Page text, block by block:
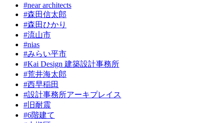
#near architects
#森田信太郎
#森田ひかり
#流山市
#nias
#みらい平市
#Kai Design 建築設計事務所
#荒井海太郎
#西早稲田
#設計事務所アーキプレイス
#旧耐震
#6階建て